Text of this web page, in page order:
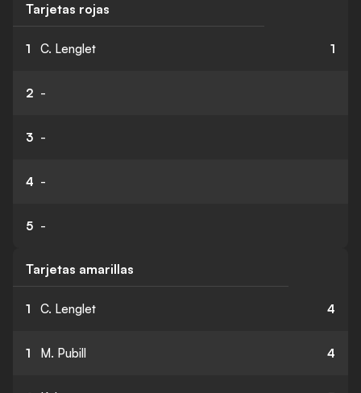
Tarjetas rojas
1 C. Lenglet 1
2 -
3 -
4 -
5 -
Tarjetas amarillas
1 C. Lenglet 4
1 M. Pubill 4